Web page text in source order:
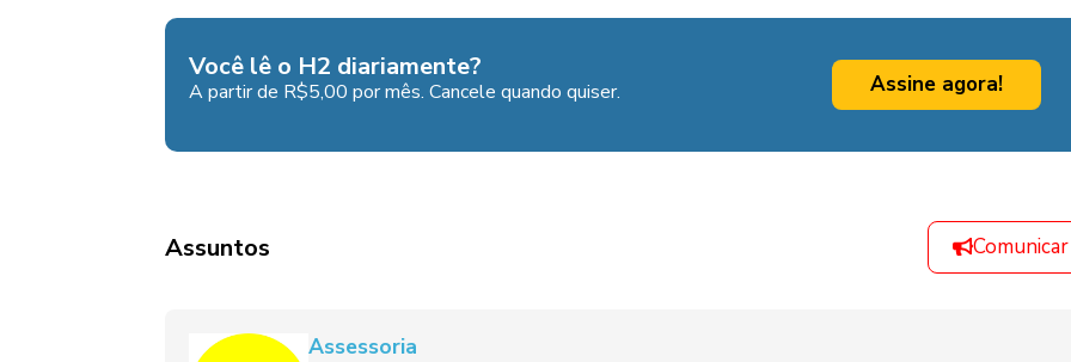
Você lê o H2 diariamente?
A partir de R$5,00 por mês. Cancele quando quiser. Assine agora!
Assuntos
Assessoria